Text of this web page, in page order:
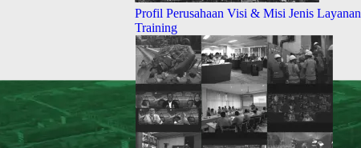
Profil Perusahaan Visi & Misi Jenis Layanan
Training